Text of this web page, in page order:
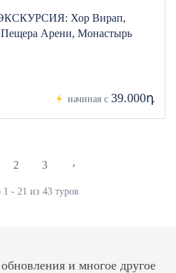
Хор Вирап,
Арени, Монастырь
начиная с 39.000դ
2 3 ›
1 - 21 из 43 туров
и многое другое